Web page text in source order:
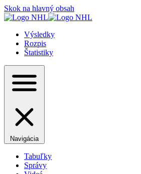
Skok na hlavný obsah
Výsledky
Rozpis
Štatistiky
Navigácia
Tabuľky
Správy